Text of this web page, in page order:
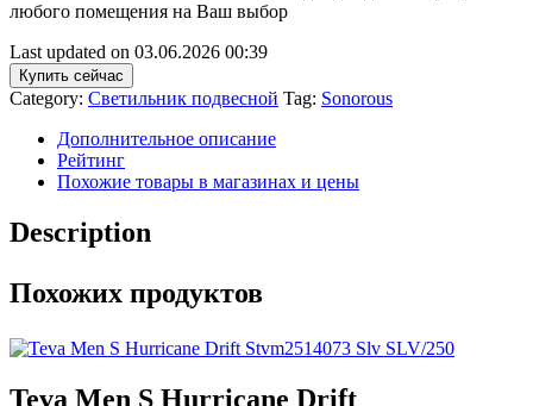
любого помещения на Ваш выбор
Last updated on 03.06.2026 00:39
Купить сейчас
Category: Светильник подвесной Tag: Sonorous
Дополнительное описание
Рейтинг
Похожие товары в магазинах и цены
Description
Похожих продуктов
Teva Men S Hurricane Drift